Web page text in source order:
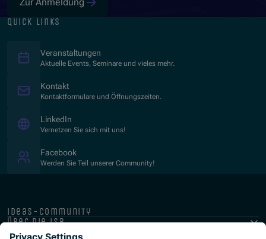
quick links
Veranstaltungen
Aktuelle Events, Seminare und vieles mehr.
Kontakt
Kontaktformulare und Öffnungszeiten.
LinkedIn
Vernetzen Sie sich mit uns!
Facebook(Opens in new window)
Werden Sie Teil unserer Community!
ideas-community
über die isb
public-private